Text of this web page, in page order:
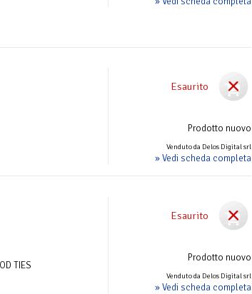
Esaurito
Prodotto nuovo
Venduto da Delos Digital srl
» Vedi scheda completa
Esaurito
Prodotto nuovo
Venduto da Delos Digital srl
» Vedi scheda completa
TIES